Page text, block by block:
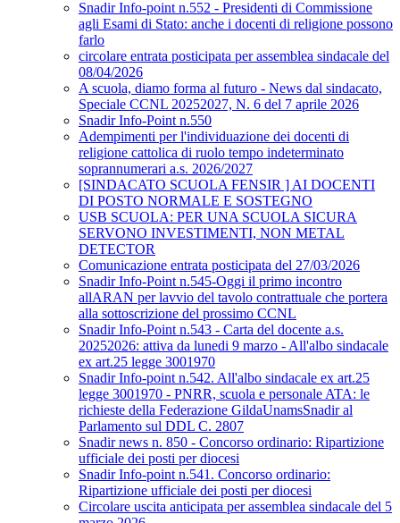
Snadir Info-point n.552 - Presidenti di Commissione
agli Esami di Stato: anche i docenti di religione possono
farlo
circolare entrata posticipata per assemblea sindacale del
08/04/2026
A scuola, diamo forma al futuro - News dal sindacato,
Speciale CCNL 20252027, N. 6 del 7 aprile 2026
Snadir Info-Point n.550
Adempimenti per l'individuazione dei docenti di
religione cattolica di ruolo tempo indeterminato
soprannumerari a.s. 2026/2027
[SINDACATO SCUOLA FENSIR ] AI DOCENTI
DI POSTO NORMALE E SOSTEGNO
USB SCUOLA: PER UNA SCUOLA SICURA
SERVONO INVESTIMENTI, NON METAL
DETECTOR
Comunicazione entrata posticipata del 27/03/2026
Snadir Info-Point n.545-Oggi il primo incontro
allARAN per lavvio del tavolo contrattuale che portera
alla sottoscrizione del prossimo CCNL
Snadir Info-Point n.543 - Carta del docente a.s.
20252026: attiva da lunedi 9 marzo - All'albo sindacale
ex art.25 legge 3001970
Snadir Info-point n.542. All'albo sindacale ex art.25
legge 3001970 - PNRR, scuola e personale ATA: le
richieste della Federazione GildaUnamsSnadir al
Parlamento sul DDL C. 2807
Snadir news n. 850 - Concorso ordinario: Ripartizione
ufficiale dei posti per diocesi
Snadir Info-point n.541. Concorso ordinario:
Ripartizione ufficiale dei posti per diocesi
Circolare uscita anticipata per assemblea sindacale del 5